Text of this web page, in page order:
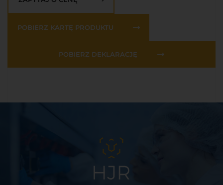
POBIERZ KARTĘ PRODUKTU
POBIERZ DEKLARACJĘ